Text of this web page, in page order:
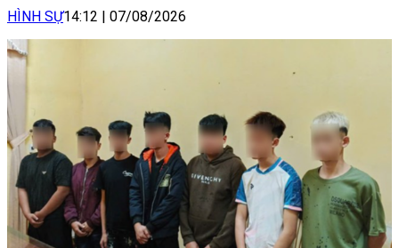
HÌNH SỰ14:12 | 07/08/2026